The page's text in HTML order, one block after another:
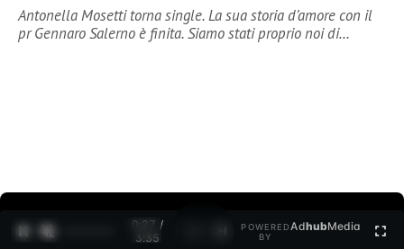
Antonella Mosetti torna single. La sua storia d’amore con il
pr Gennaro Salerno è finita. Siamo stati proprio noi di…
0:27 /
3:35
POWERED
BY
AdhubMedia